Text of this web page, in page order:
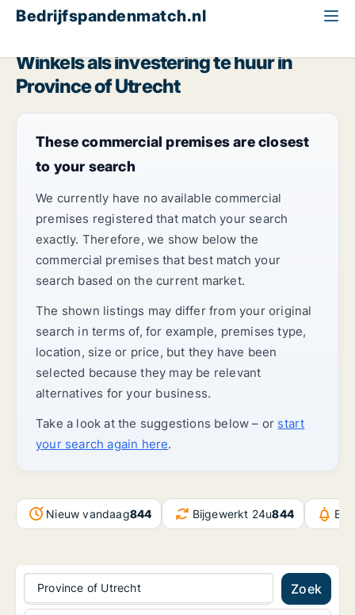
Bedrijfspandenmatch.nl
Winkels als investering te huur in
Province of Utrecht
These commercial premises are closest
to your search
We currently have no available commercial
premises registered that match your search
exactly. Therefore, we show below the
commercial premises that best match your
search based on the current market.
The shown listings may differ from your original
search in terms of, for example, premises type,
location, size or price, but they have been
selected because they may be relevant
alternatives for your business.
Take a look at the suggestions below – or start
your search again here.
Nieuw vandaag844 Bijgewerkt 24u844
Province of Utrecht Zoek